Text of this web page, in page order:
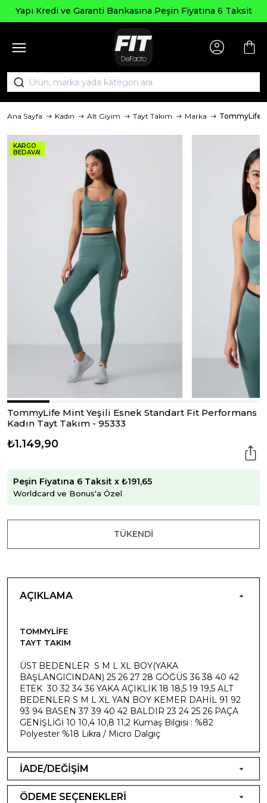
Yapı Kredi ve Garanti Bankasına Peşin Fiyatına 6 Taksit
Ana Sayfa Kadın Alt Giyim Tayt Takım Marka TommyLife
KARGO
BEDAVA!
TommyLife Mint Yeşili Esnek Standart Fit Performans
Kadın Tayt Takım - 95333
₺1.149,90
Peşin Fiyatına 6 Taksit x ₺191,65
Worldcard ve Bonus'a Özel
TÜKENDI
AÇIKLAMA
TOMMYLIFE
TAYT TAKIM
ÜST BEDENLER S M L XL BOY(YAKA
BAŞLANGICINDAN) 25 26 27 28 GÖĞÜS 36 38 40 42
ETEK 30 32 34 36 YAKA AÇIKLIK 18 18,5 19 19,5 ALT
BEDENLER S M L XL YAN BOY KEMER DAHİL 91 92
93 94 BASEN 37 39 40 42 BALDIR 23 24 25 26 PAÇA
GENİŞLİĞİ 10 10,4 10,8 11,2 Kumaş Bilgisi : %82
Polyester %18 Likra / Micro Dalgıç
İADE/DEĞİŞİM
ÖDEME SEÇENEKLERİ